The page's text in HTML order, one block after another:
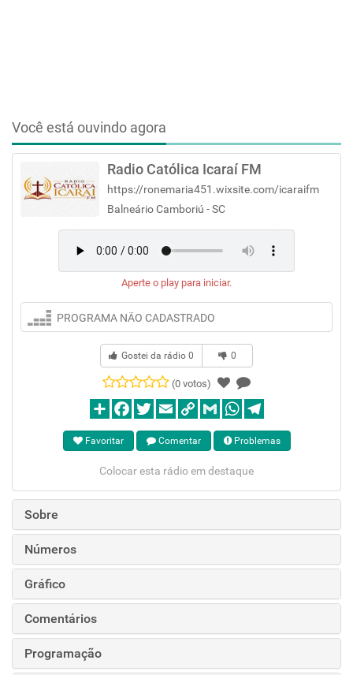
Você está ouvindo agora
Radio Católica Icaraí FM
https://ronemaria451.wixsite.com/icaraifm
Balneário Camboriú - SC
Aperte o play para iniciar.
PROGRAMA NÃO CADASTRADO
Gostei da rádio 0 0
(0 votos)
Favoritar Comentar Problemas
Colocar esta rádio em destaque
Sobre
Números
Gráfico
Comentários
Programação